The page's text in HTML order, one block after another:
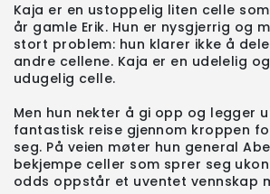
Kaja er en ustoppelig liten celle
år gamle Erik. Hun er nysgjerrig og
stort problem: hun klarer ikke å
andre cellene. Kaja er en udelelig
udugelig celle.
Men hun nekter å gi opp og legger
fantastisk reise gjennom kroppen
seg. På veien møter hun general
bekjempe celler som sprer seg
odds oppstår et uventet vennskap